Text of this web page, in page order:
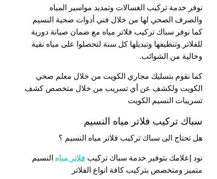
نوفر خدمة تركيب الغسالات وتمديد مواسير المياه
والصرف الصحي لها من خلال فني أدوات صحية النسيم
كما نوفر سباك تركيب فلاتر مياه مع ضمان صيانة دورية
للفلاتر وتنظيفها وتبديلها كل سنة لتحصلوا على مياه نقية
وخالية من الشوائب.
كما نقوم بتسليك مجاري الكويت من خلال معلم صحي
الكويت ولكشف عن أي تسريب من خلال متخصص كشف
تسريبات النسيم الكويت
سباك تركيب فلاتر مياه النسيم
هل تحتاج الى سباك تركيب فلاتر مياه النسيم ؟
نود إعلامك بتوفير خدمة سباك تركيب فلاتر مياه النسيم
متميز ومتخصص بتركيب كافة انواع الفلاتر